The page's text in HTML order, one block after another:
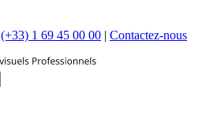
(+33) 1 69 45 00 00 | Contactez-nous